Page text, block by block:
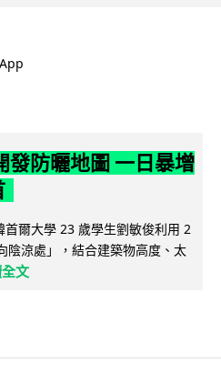
發防曬地圖 一日暴增
首爾大學 23 歲學生劉敏俊利用 2
陰涼處」，結合建築物高度、太
文